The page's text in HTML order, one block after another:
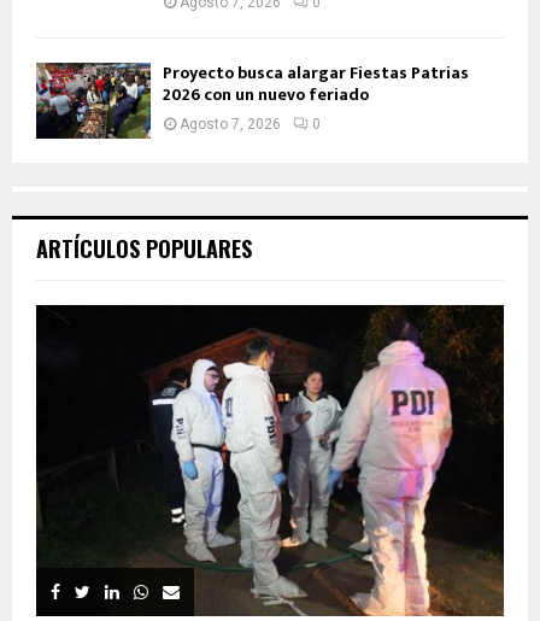
Proyecto busca alargar Fiestas Patrias
2026 con un nuevo feriado
Agosto 7, 2026 0
ARTÍCULOS POPULARES